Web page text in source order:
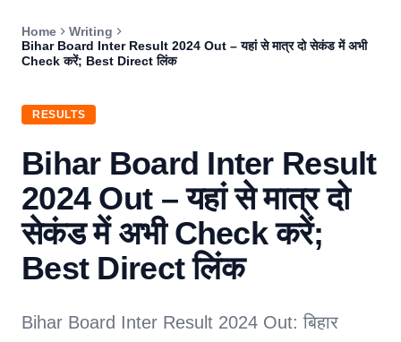
Contact
Navjagran
Home
Writing
Bihar Board Inter Result 2024 Out – यहां से मात्र दो सेकंड में अभी
Check करें; Best Direct लिंक
RESULTS
Bihar Board Inter Result
2024 Out – यहां से मात्र दो
सेकंड में अभी Check करें;
Best Direct लिंक
Bihar Board Inter Result 2024 Out: बिहार